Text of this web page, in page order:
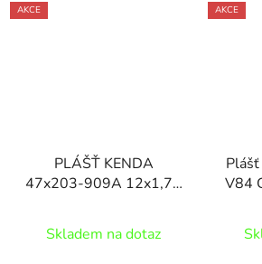
AKCE
PLÁŠŤ KENDA
47x203-909A 12x1,75
Skladem na dotaz
AKCE
V84